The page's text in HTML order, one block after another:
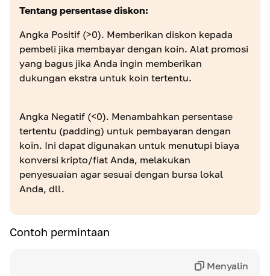
Tentang persentase diskon:
Angka Positif (>0). Memberikan diskon kepada
pembeli jika membayar dengan koin. Alat promosi
yang bagus jika Anda ingin memberikan
dukungan ekstra untuk koin tertentu.
Angka Negatif (<0). Menambahkan persentase
tertentu (padding) untuk pembayaran dengan
koin. Ini dapat digunakan untuk menutupi biaya
konversi kripto/fiat Anda, melakukan
penyesuaian agar sesuai dengan bursa lokal
Anda, dll.
Contoh permintaan
Menyalin